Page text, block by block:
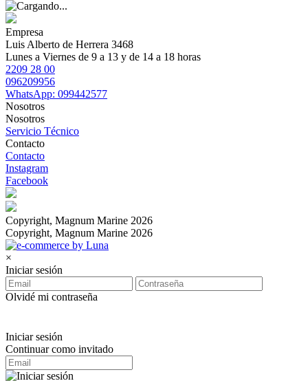
Empresa
Luis Alberto de Herrera 3468
Lunes a Viernes de 9 a 13 y de 14 a 18 horas
2209 28 00
096209956
WhatsApp: 099442577
Nosotros
Nosotros
Servicio Técnico
Contacto
Contacto
Instagram
Facebook
Copyright, Magnum Marine 2026
Copyright, Magnum Marine 2026
×
Iniciar sesión
Olvidé mi contraseña
Iniciar sesión
Continuar como invitado